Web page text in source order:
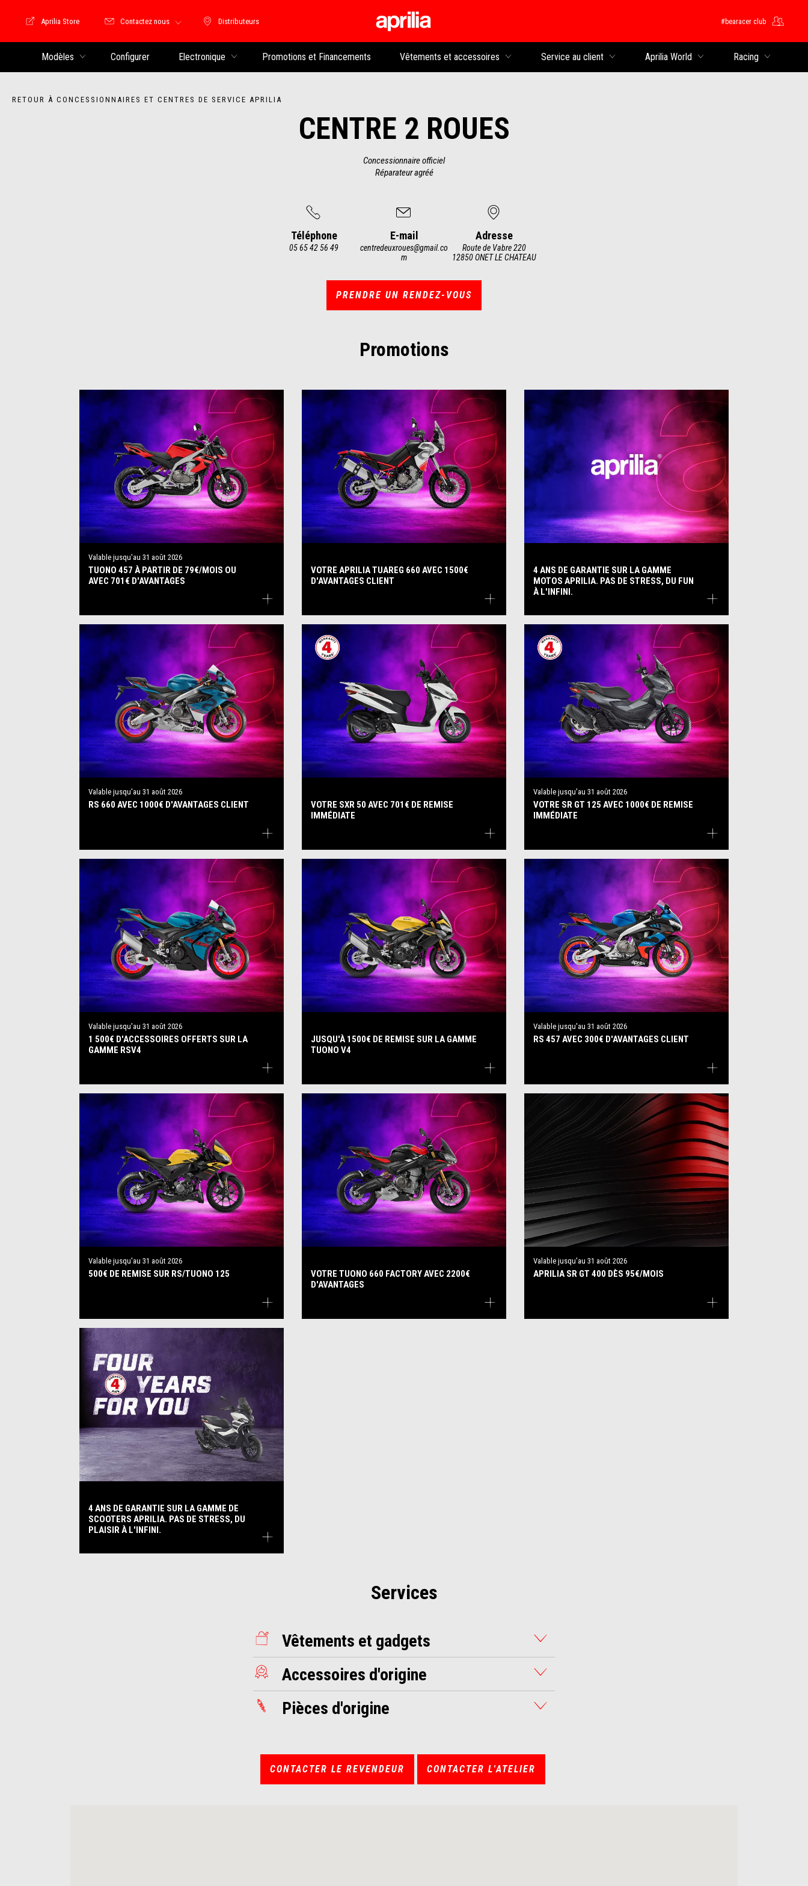
Distributeurs
Distributeurs
Store Motoguzzi
Aprilia Store Contactez nous #bearacer club
Modèles Configurer Electronique Promotions et Financements Vêtements et accessoires Service au client Aprilia World Racing
RETOUR À CONCESSIONNAIRES ET CENTRES DE SERVICE APRILIA
CENTRE 2 ROUES
Concessionnaire officiel
Réparateur agréé
Téléphone
05 65 42 56 49
E-mail
centredeuxroues@gmail.co
m
Adresse
Route de Vabre 220
12850 ONET LE CHATEAU
PRENDRE UN RENDEZ-VOUS
Promotions
Valable jusqu'au 31 août 2026
TUONO 457 À PARTIR DE 79€/MOIS OU
AVEC 701€ D'AVANTAGES
VOTRE APRILIA TUAREG 660 AVEC 1500€
D'AVANTAGES CLIENT
4 ANS DE GARANTIE SUR LA GAMME
MOTOS APRILIA. PAS DE STRESS, DU FUN
À L'INFINI.
Valable jusqu'au 31 août 2026
RS 660 AVEC 1000€ D'AVANTAGES CLIENT
VOTRE SXR 50 AVEC 701€ DE REMISE
IMMÉDIATE
Valable jusqu'au 31 août 2026
VOTRE SR GT 125 AVEC 1000€ DE REMISE
IMMÉDIATE
Valable jusqu'au 31 août 2026
1 500€ D'ACCESSOIRES OFFERTS SUR LA
GAMME RSV4
JUSQU'À 1500€ DE REMISE SUR LA GAMME
TUONO V4
Valable jusqu'au 31 août 2026
RS 457 AVEC 300€ D'AVANTAGES CLIENT
Valable jusqu'au 31 août 2026
500€ DE REMISE SUR RS/TUONO 125
VOTRE TUONO 660 FACTORY AVEC 2200€
D'AVANTAGES
Valable jusqu'au 31 août 2026
APRILIA SR GT 400 DÈS 95€/MOIS
4 ANS DE GARANTIE SUR LA GAMME DE
SCOOTERS APRILIA. PAS DE STRESS, DU
PLAISIR À L'INFINI.
Services
Vêtements et gadgets
Accessoires d'origine
Pièces d'origine
CONTACTER LE REVENDEUR CONTACTER L'ATELIER